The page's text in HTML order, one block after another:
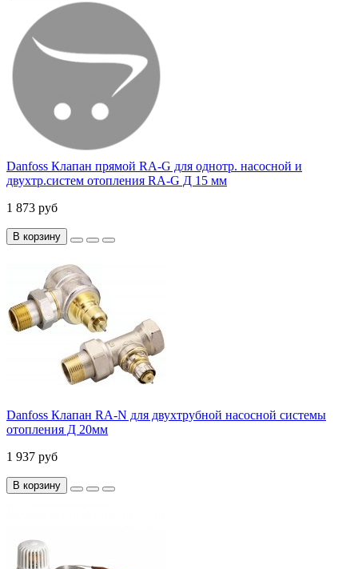
Danfoss Клапан прямой RA-G для однотр. насосной и
двухтр.систем отопления RA-G Д 15 мм
1 873 руб
В корзину
Danfoss Клапан RA-N для двухтрубной насосной системы
отопления Д 20мм
1 937 руб
В корзину